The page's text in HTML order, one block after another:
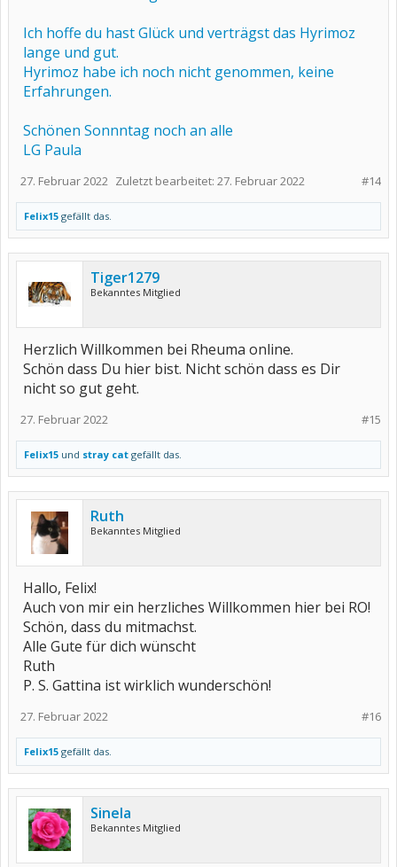
Ich hoffe du hast Glück und verträgst das Hyrimoz
lange und gut.
Hyrimoz habe ich noch nicht genommen, keine
Erfahrungen.
Schönen Sonnntag noch an alle
LG Paula
#14
27. Februar 2022 Zuletzt bearbeitet: 27. Februar 2022
Felix15 gefällt das.
Tiger1279
Bekanntes Mitglied
Herzlich Willkommen bei Rheuma online.
Schön dass Du hier bist. Nicht schön dass es Dir
nicht so gut geht.
#15
27. Februar 2022
Felix15 und stray cat gefällt das.
Ruth
Bekanntes Mitglied
Hallo, Felix!
Auch von mir ein herzliches Willkommen hier bei RO!
Schön, dass du mitmachst.
Alle Gute für dich wünscht
Ruth
P. S. Gattina ist wirklich wunderschön!
#16
27. Februar 2022
Felix15 gefällt das.
Sinela
Bekanntes Mitglied